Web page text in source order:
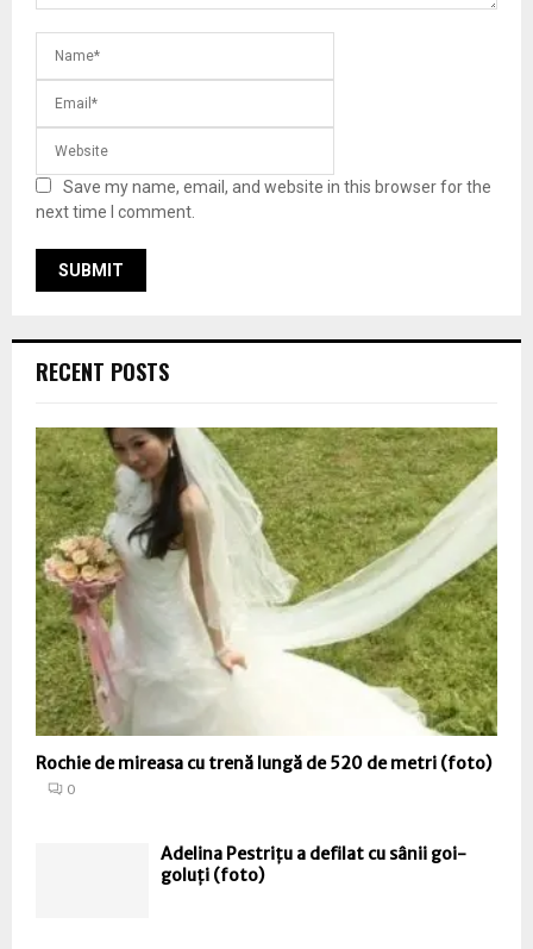
Save my name, email, and website in this browser for the
next time I comment.
RECENT POSTS
Rochie de mireasa cu trenă lungă de 520 de metri (foto)
0
Adelina Pestrițu a defilat cu sânii goi-
goluți (foto)